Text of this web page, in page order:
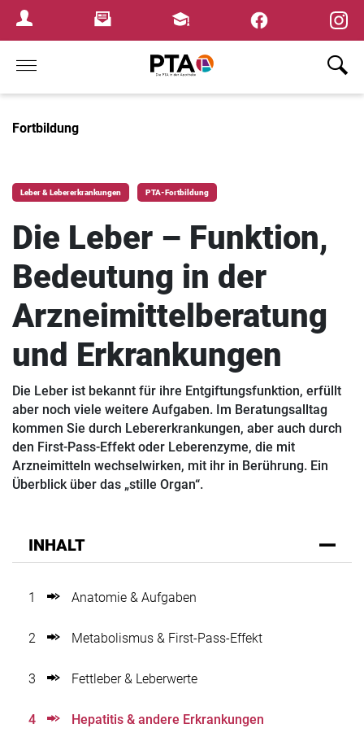
Login MenuNewsletterFortbildungen
Home
Fortbildung
Leber & Lebererkrankungen PTA-Fortbildung
Die Leber – Funktion,
Bedeutung in der
Arzneimittelberatung
und Erkrankungen
Die Leber ist bekannt für ihre Entgiftungsfunktion, erfüllt
aber noch viele weitere Aufgaben. Im Beratungsalltag
kommen Sie durch Lebererkrankungen, aber auch durch
den First-Pass-Effekt oder Leberenzyme, die mit
Arzneimitteln wechselwirken, mit ihr in Berührung. Ein
Überblick über das „stille Organ“.
INHALT
1 Anatomie & Aufgaben
2 Metabolismus & First-Pass-Effekt
3 Fettleber & Leberwerte
4 Hepatitis & andere Erkrankungen
×